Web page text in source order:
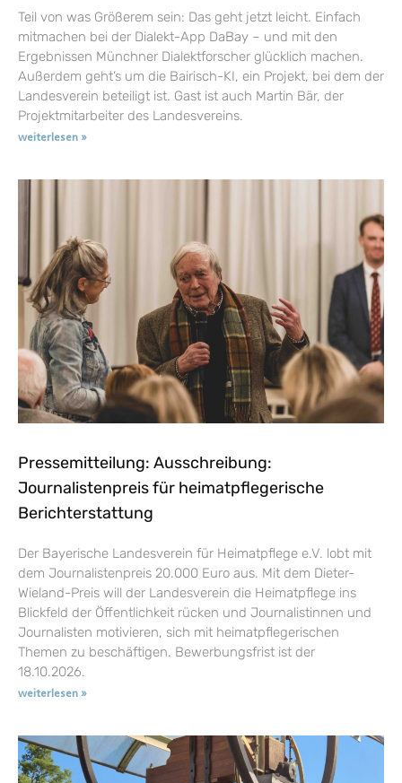
Teil von was Größerem sein: Das geht jetzt leicht. Einfach
mitmachen bei der Dialekt-App DaBay – und mit den
Ergebnissen Münchner Dialektforscher glücklich machen.
Außerdem geht’s um die Bairisch-KI, ein Projekt, bei dem der
Landesverein beteiligt ist. Gast ist auch Martin Bär, der
Projektmitarbeiter des Landesvereins.
weiterlesen »
Pressemitteilung: Ausschreibung:
Journalistenpreis für heimatpflegerische
Berichterstattung
Der Bayerische Landesverein für Heimatpflege e.V. lobt mit
dem Journalistenpreis 20.000 Euro aus. Mit dem Dieter-
Wieland-Preis will der Landesverein die Heimatpflege ins
Blickfeld der Öffentlichkeit rücken und Journalistinnen und
Journalisten motivieren, sich mit heimatpflegerischen
Themen zu beschäftigen. Bewerbungsfrist ist der
18.10.2026.
weiterlesen »